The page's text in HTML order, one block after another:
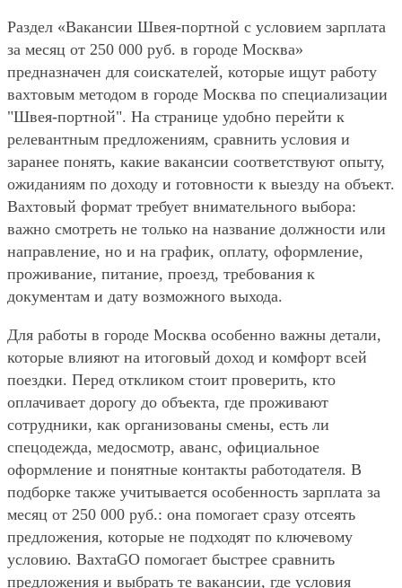
Раздел «Вакансии Швея-портной с условием зарплата
за месяц от 250 000 руб. в городе Москва»
предназначен для соискателей, которые ищут работу
вахтовым методом в городе Москва по специализации
"Швея-портной". На странице удобно перейти к
релевантным предложениям, сравнить условия и
заранее понять, какие вакансии соответствуют опыту,
ожиданиям по доходу и готовности к выезду на объект.
Вахтовый формат требует внимательного выбора:
важно смотреть не только на название должности или
направление, но и на график, оплату, оформление,
проживание, питание, проезд, требования к
документам и дату возможного выхода.
Для работы в городе Москва особенно важны детали,
которые влияют на итоговый доход и комфорт всей
поездки. Перед откликом стоит проверить, кто
оплачивает дорогу до объекта, где проживают
сотрудники, как организованы смены, есть ли
спецодежда, медосмотр, аванс, официальное
оформление и понятные контакты работодателя. В
подборке также учитывается особенность зарплата за
месяц от 250 000 руб.: она помогает сразу отсеять
предложения, которые не подходят по ключевому
условию. ВахтаGO помогает быстрее сравнить
предложения и выбрать те вакансии, где условия